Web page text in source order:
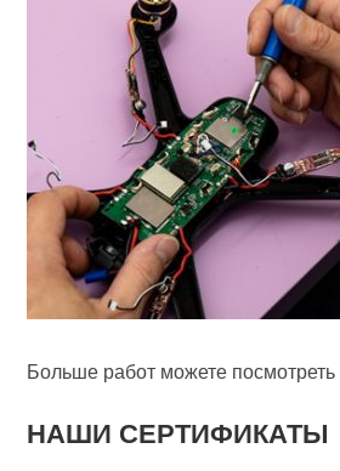
Больше работ можете посмотреть
НАШИ СЕРТИФИКАТЫ